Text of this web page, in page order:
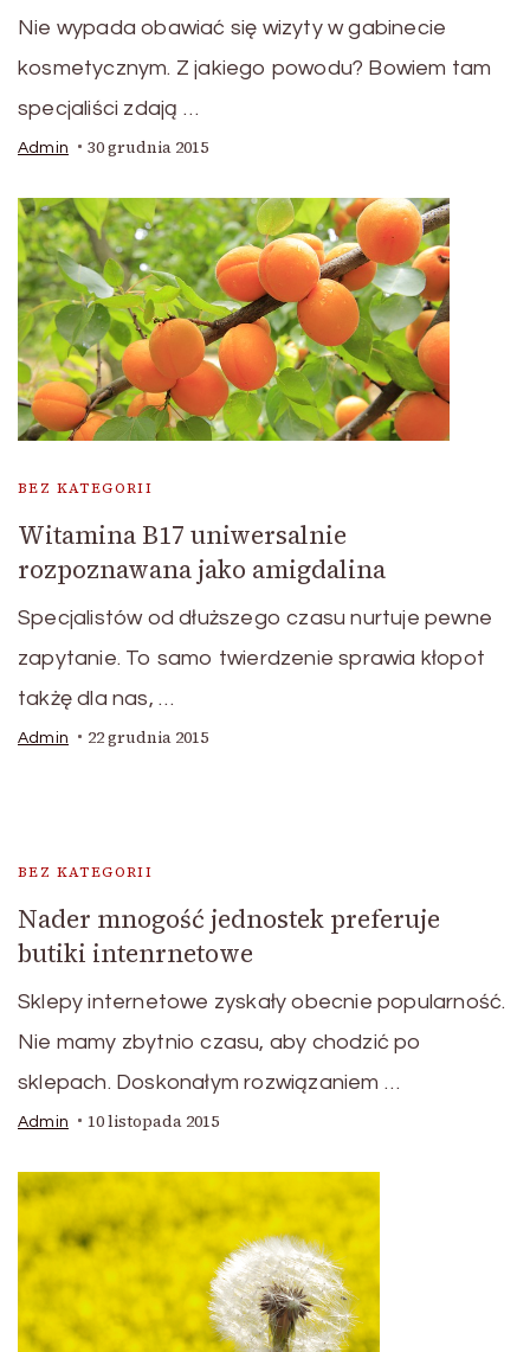
Nie wypada obawiać się wizyty w gabinecie
kosmetycznym. Z jakiego powodu? Bowiem tam
specjaliści zdają …
Admin 30 grudnia 2015
BEZ KATEGORII
Witamina B17 uniwersalnie
rozpoznawana jako amigdalina
Specjalistów od dłuższego czasu nurtuje pewne
zapytanie. To samo twierdzenie sprawia kłopot
takżę dla nas, …
Admin 22 grudnia 2015
BEZ KATEGORII
Nader mnogość jednostek preferuje
butiki intenrnetowe
Sklepy internetowe zyskały obecnie popularność.
Nie mamy zbytnio czasu, aby chodzić po
sklepach. Doskonałym rozwiązaniem …
Admin 10 listopada 2015